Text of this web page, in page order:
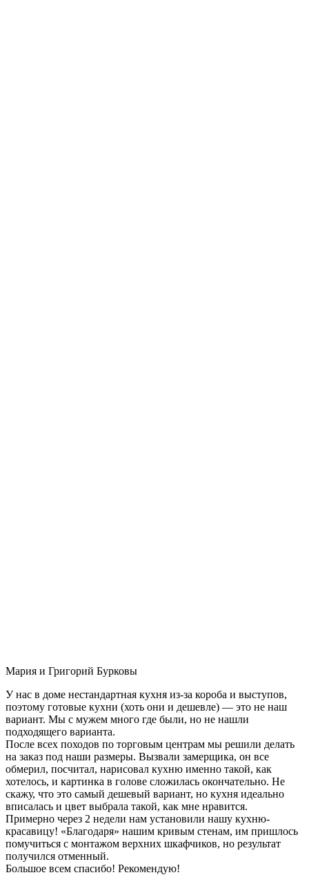
Мария и Григорий Бурковы
У нас в доме нестандартная кухня из-за короба и выступов,
поэтому готовые кухни (хоть они и дешевле) — это не наш
вариант. Мы с мужем много где были, но не нашли
подходящего варианта.
После всех походов по торговым центрам мы решили делать
на заказ под наши размеры. Вызвали замерщика, он все
обмерил, посчитал, нарисовал кухню именно такой, как
хотелось, и картинка в голове сложилась окончательно. Не
скажу, что это самый дешевый вариант, но кухня идеально
вписалась и цвет выбрала такой, как мне нравится.
Примерно через 2 недели нам установили нашу кухню-
красавицу! «Благодаря» нашим кривым стенам, им пришлось
помучиться с монтажом верхних шкафчиков, но результат
получился отменный.
Большое всем спасибо! Рекомендую!